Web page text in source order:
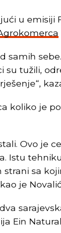
u emisiji
samih
su tužili,
koliko je
Ovo je
Istu
sa
je
Ein Natural